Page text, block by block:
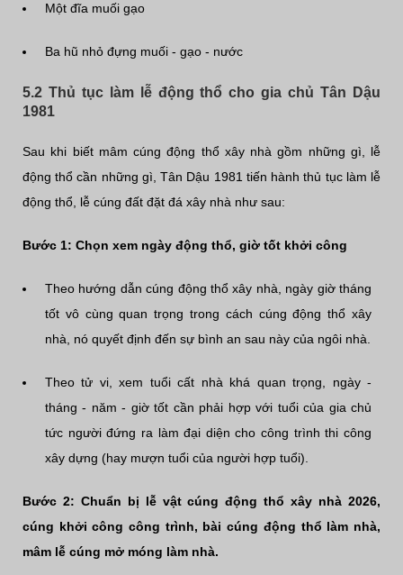
Một đĩa muối gạo
Ba hũ nhỏ đựng muối - gạo - nước
5.2 Thủ tục làm lễ động thổ cho gia chủ Tân Dậu
1981
Sau khi biết mâm cúng động thổ xây nhà gồm những gì, lễ
động thổ cần những gì, Tân Dậu 1981 tiến hành thủ tục làm lễ
động thổ, lễ cúng đất đặt đá xây nhà như sau:
Bước 1: Chọn xem ngày động thổ, giờ tốt khởi công
Theo hướng dẫn cúng động thổ xây nhà, ngày giờ tháng
tốt vô cùng quan trọng trong cách cúng động thổ xây
nhà, nó quyết định đến sự bình an sau này của ngôi nhà.
Theo tử vi, xem tuổi cất nhà khá quan trọng, ngày -
tháng - năm - giờ tốt cần phải hợp với tuổi của gia chủ
tức người đứng ra làm đại diện cho công trình thi công
xây dựng (hay mượn tuổi của người hợp tuổi).
Bước 2: Chuẩn bị lễ vật cúng động thổ xây nhà 2026,
cúng khởi công công trình, bài cúng động thổ làm nhà,
mâm lễ cúng mở móng làm nhà.